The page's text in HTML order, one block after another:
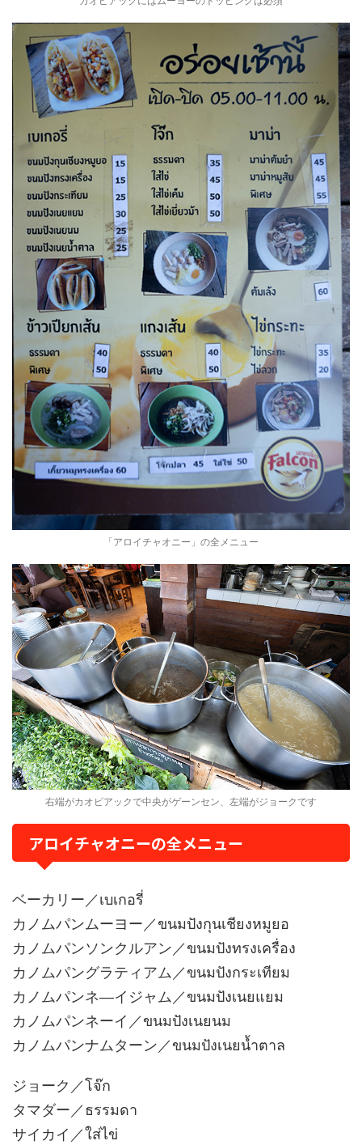
「アロイチャオニー」の全メニュー
右端がカオピアックで中央がゲーンセン、左端がジョークです
アロイチャオニーの全メニュー
ベーカリー／เบเกอรี่
カノムパンムーヨー／ขนมปังกุนเชียงหมูยอ
カノムパンソンクルアン／ขนมปังทรงเครื่อง
カノムパングラティアム／ขนมปังกระเทียม
カノムパンネ―イジャム／ขนมปังเนยแยม
カノムパンネーイ／ขนมปังเนยนม
カノムパンナムターン／ขนมปังเนยน้ำตาล
ジョーク／โจ๊ก
タマダー／ธรรมดา
サイカイ／ใส่ไข่